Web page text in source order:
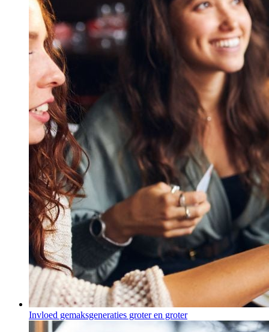
Invloed gemaksgeneraties groter en groter